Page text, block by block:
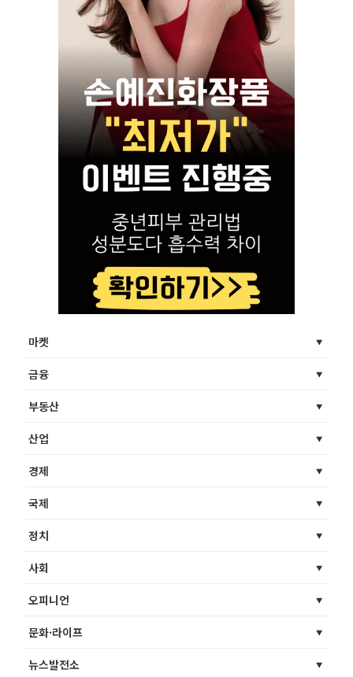
마켓
금융
부동산
산업
경제
국제
정치
사회
오피니언
문화·라이프
뉴스발전소